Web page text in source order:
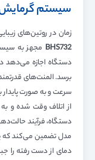
سیستم گرمایش
زمان در روتین‌های
BHS732
دستگاه اجازه می‌دهد
برسد. المنت‌های
سرعت و به صورت
از اتلاف وقت شده و
دستگاه، فرآیند
مدل تضمین می‌کند که
دمای از دست رفته را